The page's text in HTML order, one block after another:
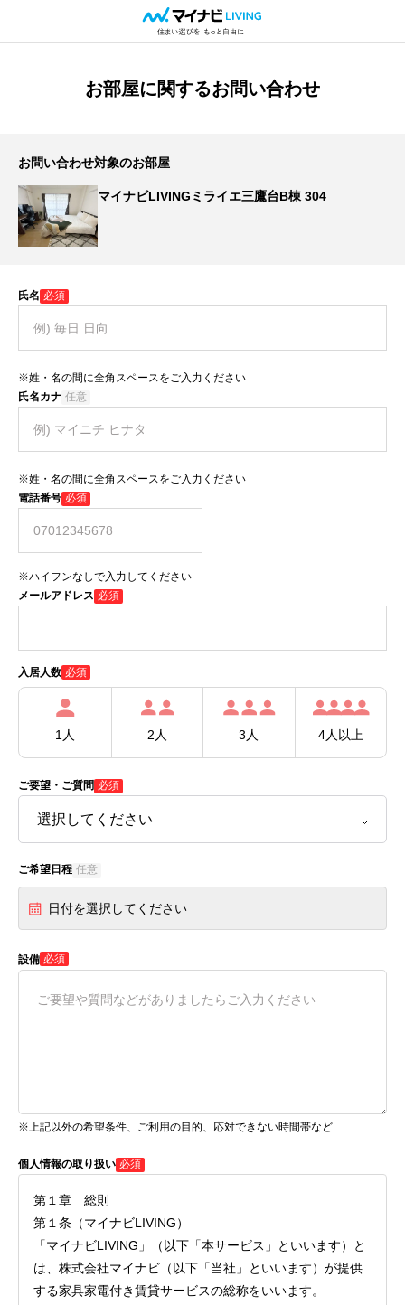
お部屋に関するお問い合わせ
お問い合わせ対象のお部屋
マイナビLIVINGミライエ三鷹台B棟 304
氏名 必須
※姓・名の間に全角スペースをご入力ください
氏名カナ 任意
※姓・名の間に全角スペースをご入力ください
電話番号 必須
※ハイフンなしで入力してください
メールアドレス 必須
入居人数 必須
1人 2人 3人 4人以上
ご要望・ご質問 必須
ご希望日程 任意
日付を選択してください
設備 必須
※上記以外の希望条件、ご利用の目的、応対できない時間帯など
個人情報の取り扱い 必須
第１章 総則
第１条（マイナビLIVING）
「マイナビLIVING」（以下「本サービス」といいます）と
は、株式会社マイナビ（以下「当社」といいます）が提供
する家具家電付き賃貸サービスの総称をいいます。